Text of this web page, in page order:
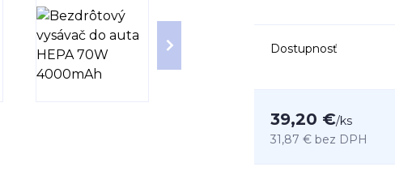
Dostupnosť
39,20 €/ks
31,87 € bez DPH